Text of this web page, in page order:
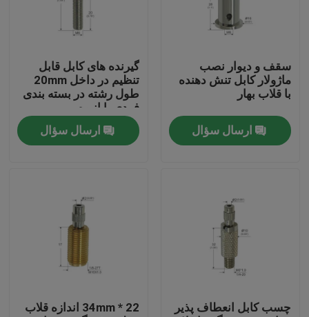
محصولات
فیلم های
سقف و دیوار نصب
ماژولار کابل تنش دهنده
با قلاب بهار
ارسال سؤال
گیرنده های کابل قابل
تنظیم در داخل 20mm
طول رشته در بسته بندی
فردی یا انبوه
ارسال سؤال
چسب کابل انعطاف پذیر
22 * 34mm اندازه قلاب